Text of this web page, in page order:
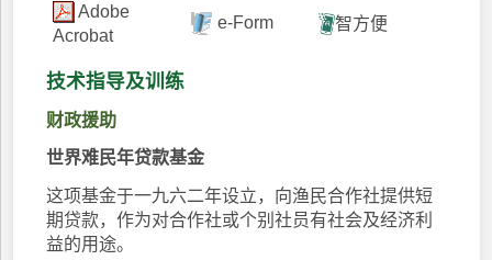
Adobe
Acrobat
e-Form 智方便
技术指导及训练
财政援助
世界难民年贷款基金
这项基金于一九六二年设立，向渔民合作社提供短
期贷款，作为对合作社或个别社员有社会及经济利
益的用途。